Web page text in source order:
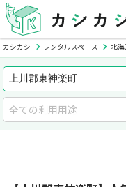
カシカシ レンタルスペース 北海